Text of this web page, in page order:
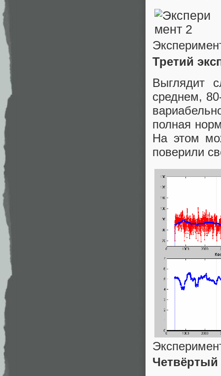
Третий
Выглядит
среднем,
полная
На этом
поверили
Четвёртый